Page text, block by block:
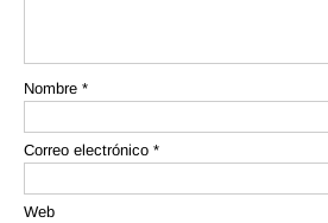
Nombre *
Correo electrónico *
Web